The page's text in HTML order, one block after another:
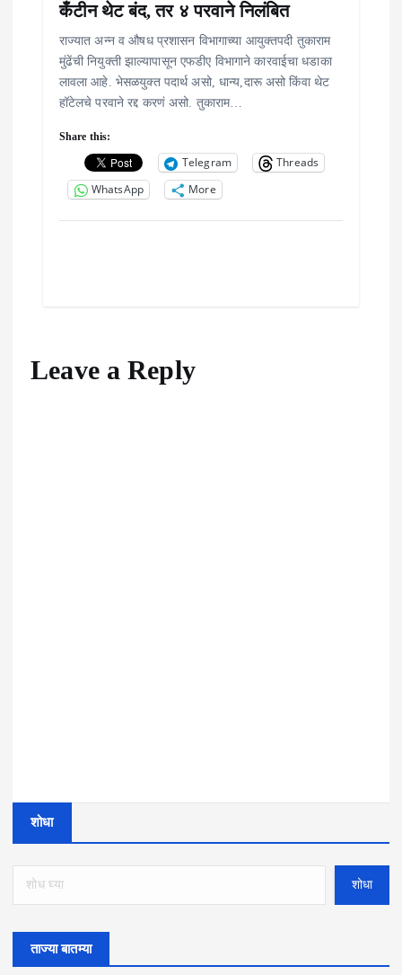
कँटीन थेट बंद, तर ४ परवाने निलंबित
राज्यात अन्न व औषध प्रशासन विभागाच्या आयुक्तपदी तुकाराम
मुंढेंची नियुक्ती झाल्यापासून एफडीए विभागाने कारवाईचा धडाका
लावला आहे. भेसळयुक्त पदार्थ असो, धान्य,दारू असो किंवा थेट
हॉटेलचे परवाने रद्द करणं असो. तुकाराम…
Share this:
Telegram
Threads
WhatsApp
More
Leave a Reply
शोधा
शोधा
ताज्या बातम्या